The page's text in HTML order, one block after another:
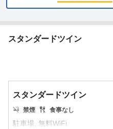
スタンダードツイン
スタンダードツイン
禁煙 食事なし